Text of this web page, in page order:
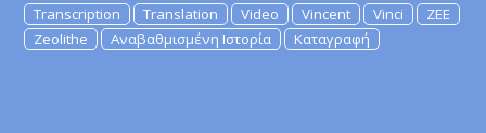
Transcription
Translation Video Vincent Vinci
ZEE
Zeolithe
Αναβαθμισμένη Ιστορία Καταγραφή